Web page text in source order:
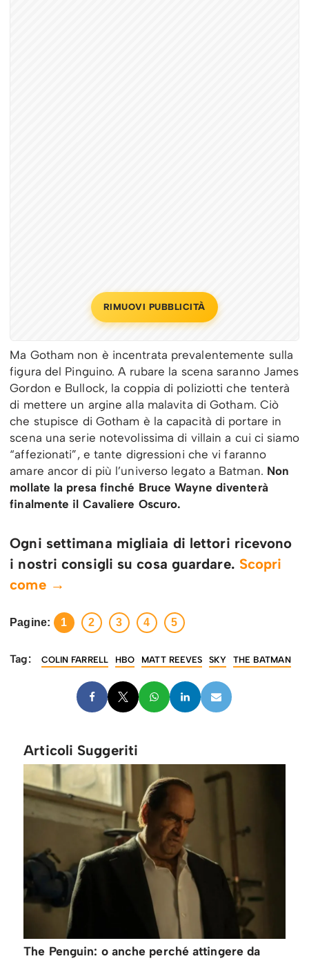
RIMUOVI PUBBLICITÀ
Ma Gotham non è incentrata prevalentemente sulla
figura del Pinguino. A rubare la scena saranno James
Gordon e Bullock, la coppia di poliziotti che tenterà
di mettere un argine alla malavita di Gotham. Ciò
che stupisce di Gotham è la capacità di portare in
scena una serie notevolissima di villain a cui ci siamo
“affezionati”, e tante digressioni che vi faranno
amare ancor di più l’universo legato a Batman. Non
mollate la presa finché Bruce Wayne diventerà
finalmente il Cavaliere Oscuro.
Ogni settimana migliaia di lettori ricevono
i nostri consigli su cosa guardare. Scopri
come →
Pagine: 1 2 3 4 5
Tag: COLIN FARRELL HBO MATT REEVES SKY THE BATMAN
Articoli Suggeriti
The Penguin: o anche perché attingere da